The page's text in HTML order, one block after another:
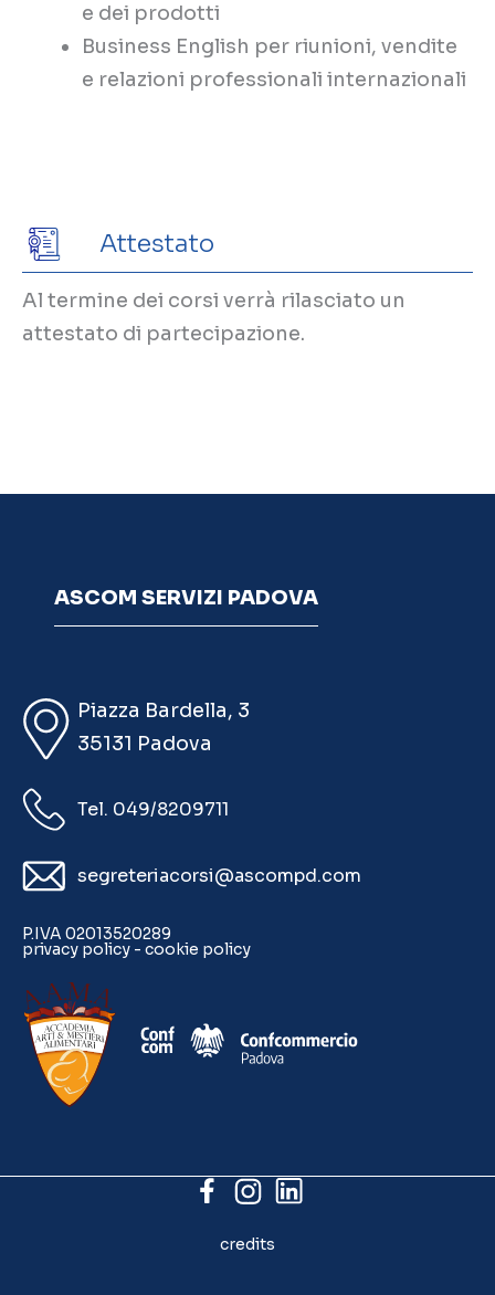
e dei prodotti
Business English per riunioni, vendite
e relazioni professionali internazionali
Attestato
Al termine dei corsi verrà rilasciato un
attestato di partecipazione.
ASCOM SERVIZI PADOVA
Piazza Bardella, 3
35131 Padova
Tel. 049/8209711
segreteriacorsi@ascompd.com
P.IVA 02013520289
privacy policy - cookie policy
credits